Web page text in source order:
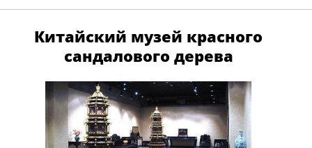
Китайский музей красного
сандалового дерева